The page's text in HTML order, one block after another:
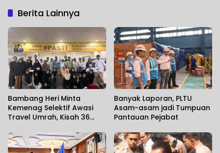
Berita Lainnya
Bambang Heri Minta
Kemenag Selektif Awasi
Travel Umrah, Kisah 36
Jeddah Mengundang Haru
Banyak Laporan, PLTU
Asam-asam jadi Tumpuan
Pantauan Pejabat